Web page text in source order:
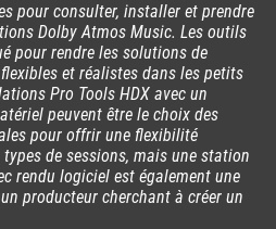
pour consulter, installer et prendre
Dolby Atmos Music. Les outils
pour rendre les solutions de
et réalistes dans les petits
Pro Tools HDX avec un
peuvent être le choix des
pour offrir une flexibilité
de sessions, mais une station
rendu logiciel est également une
producteur cherchant à créer un